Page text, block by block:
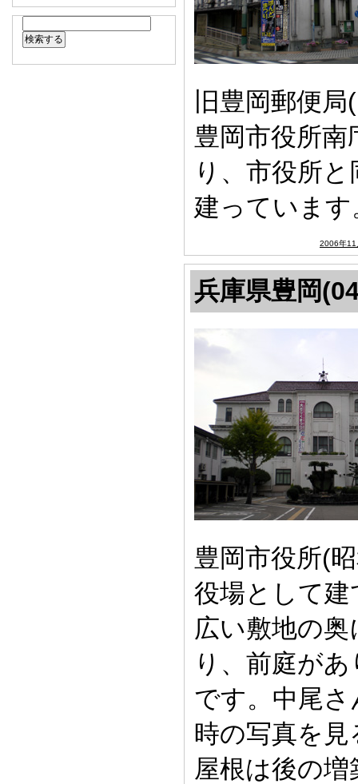
旧豊岡郵便
豊岡市役所
り、市役所
建っています
2006年11
兵庫県豊岡
豊岡市役所(
役場として
広い敷地の
り、前庭が
です。中尾
時の写真を
屋根は後の